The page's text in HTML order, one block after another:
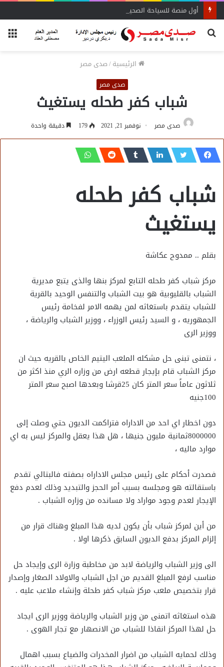
أول منصة للسياحة الصحية في مصر والشرق الأوسط وأفريقيا..
بحث
الرئيسية/صدى مصر
صدى مصر
شباب كفر طحله يستغيث
صدى مصر نوفمبر 21, 2021 179 دقيقة واحدة
شباب كفر طحله
يستغيث
بقلم .. ممدوح عكاشة
مركز شباب كفر طحله التابع لمركز بنها والذى يتبع مديرية
الشباب بالقليوبية هو بيت الشباب والتنفس الوحيد بالقرية
للشباب يتقدم باستغاثه لمن يهمه الامر لفخامة رئيس
الجمهوريه ، و السيد رئيس الوزراء ، ووزير الشباب والرياضة ،
ووزير الرى
، نتمنى تبنى حل مشكله الملعب اليتيم الخاص بالقريه حيث ان
مركز الشباب قام بإيجار قطعه ارض من وزاره الري منذ اكثر من
ثلاثون عاماً سعر المتر كان 25قرشا وبعدها اصبح سعر المتر
100جنيه
دون اخطار اي احد من الاداراه فتراكمت الديون حتي وصلت إلى
8000000ثمانية مليون جنيها ، هل هذا يعقل والمركز ليس به اي
موارد ماليه ،
فصدرت أحكام على رئيس مجلس الاداراه بصفته فالبتالي تقدم
باستقالته هو ومجلسه بسبب أمر الحجز والتبديد وذلك لعدم دفع
الإيجار لعدم وجود مواراد ولا مسانده من وزاره الشباب .
من أين لمركز شباب بأن يكون لديه هذا المبلغ وهناك قرار من
إلزام المركز بدفع الديون السابق ذكرها اولا .
الى وزير الشباب والرياضة لابد من مخاطبة وزارة الرى وإيجاد حل
مناسب لرفع المبلغ القديم من اجل الشباب والاولاد الصغار وإصدار
قرار بتخصيص ملعب مركز شباب كفر طحلة وإنشاء ملاعب عليه .
هذه استغاثه اتمنى من وزير الشباب والرياضة ووزير الرى ايجاد
حل لهذا المركز انقاذا للشباب من الانصهار مع تجار الهوى .
وذلك لحمايه الشباب من اضرار المخدرات والضياع بسبب اهمال